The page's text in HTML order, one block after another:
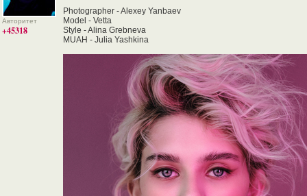
Авторитет
+45318
Photographer - Alexey Yanbaev
Model - Vetta
Style - Alina Grebneva
MUAH - Julia Yashkina